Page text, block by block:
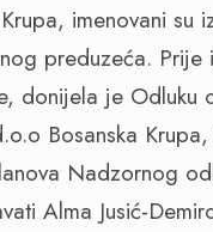
imenovani
preduzeća. Prije
je Odluku
Bosanska
Nadzornog
Alma Jusić-